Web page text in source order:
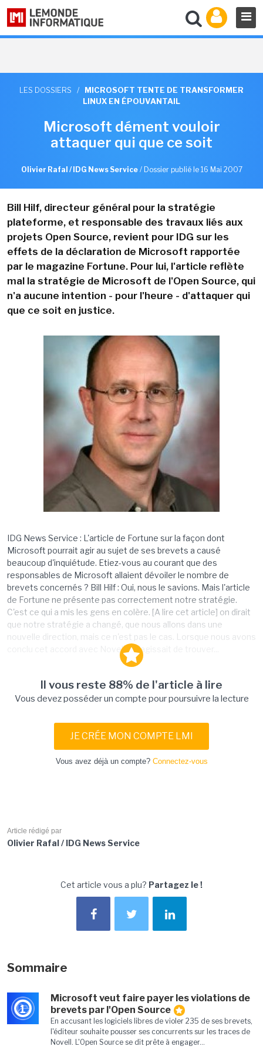
LES DOSSIERS /
MICROSOFT TENTE DE TRANSFORMER
LINUX EN ÉPOUVANTAIL
Microsoft dément vouloir
attaquer qui que ce soit
Olivier Rafal / IDG News Service/ Dossier publié le 16 Mai 2007
Bill Hilf, directeur général pour la stratégie
plateforme, et responsable des travaux liés aux
projets Open Source, revient pour IDG sur les
effets de la déclaration de Microsoft rapportée
par le magazine Fortune. Pour lui, l'article reflète
mal la stratégie de Microsoft de l'Open Source, qui
n'a aucune intention - pour l'heure - d'attaquer qui
que ce soit en justice.
IDG News Service : L'article de Fortune sur la façon dont
Microsoft pourrait agir au sujet de ses brevets a causé
beaucoup d'inquiétude. Etiez-vous au courant que des
responsables de Microsoft allaient dévoiler le nombre de
brevets concernés ? Bill Hilf : Oui, nous le savions. Mais l'article
de Fortune ne présente pas correctement notre stratégie.
C'est ce qui a mis les gens en colère. [A lire cet article] on dirait
que notre stratégie a changé, que nous allons dans une
nouvelle direction, mais ce n'est pas le cas. Lorsque nous avons
conclu cet accord avec Novell, il s'agissait de trouver...
Il vous reste 88% de l'article à lire
Vous devez posséder un compte pour poursuivre la lecture
JE CRÉE MON COMPTE LMI
Vous avez déjà un compte? Connectez-vous
Article rédigé par
Olivier Rafal / IDG News Service
Cet article vous a plu? Partagez le !
Sommaire
1
Microsoft veut faire payer les violations de
brevets par l'Open Source
En accusant les logiciels libres de violer 235 de ses brevets,
l'éditeur souhaite pousser ses concurrents sur les traces de
Novell. L'Open Source se dit prête à engager...